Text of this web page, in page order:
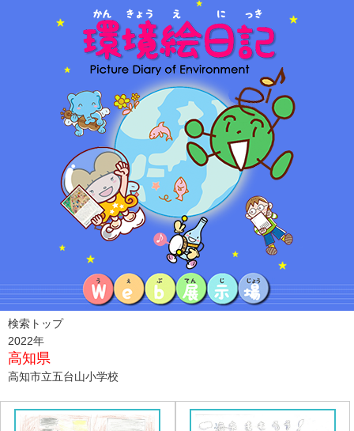
検索トップ
2022年
高知県
高知市立五台山小学校